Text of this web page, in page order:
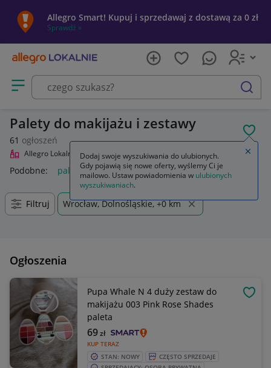
Allegro Smart! Kupuj i sprzedawaj z dostawą za 0 zł
Sprawdź »
Otwórz menu z kategoriami
szukaj
Palety do makijażu i zestawy
61 ogłoszeń
Allegro Lokalnie Uroda Makijaż Palety do makijażu i zestawy
Podobne: palety do makijażu i zestawy
Filtruj Wrocław, Dolnośląskie, +0 km
Ogłoszenia
Pupa Whale N 4 duży zestaw do
makijażu 003 Pink Rose Shades
paleta
KUP TERAZ
69zł
STAN: NOWY
CZĘSTO SPRZEDAJE
Dodaj swoje wyszukiwania do ulubionych.
Gdy pojawią się nowe oferty, wyślemy Ci je
mailowo. Ustaw powiadomienia w ulubionych
wyszukiwaniach.